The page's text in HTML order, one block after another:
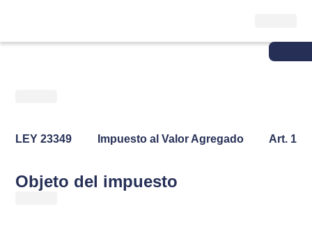
LEY 23349 Impuesto al Valor Agregado Art. 1
Objeto del impuesto